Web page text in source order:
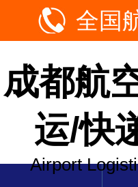
全国
成都航
运/快
Airport